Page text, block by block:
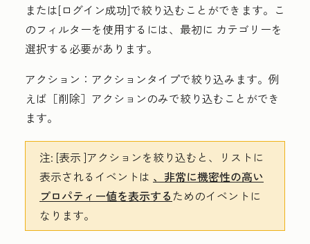
または[ログイン成功]で絞り込むことができます。 こ
のフィルターを使用するには、最初に カテゴリーを
選択する必要があります。
アクション： アクションタイプで絞り込みます。例
えば［削除］ アクションのみで絞り込むことができ
ます。
注: [表示 ]アクションを絞り込むと、リストに
表示されるイベントは 、非常に機密性の高い
プロパティー値を表示するためのイベントに
なります。